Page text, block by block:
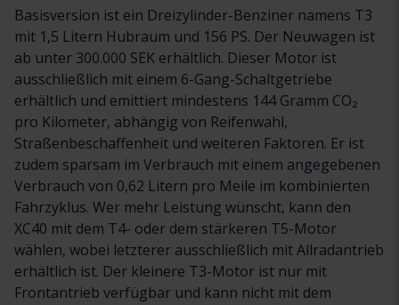
Basisversion ist ein Dreizylinder-Benziner namens T3
mit 1,5 Litern Hubraum und 156 PS. Der Neuwagen ist
ab unter 300.000 SEK erhältlich. Dieser Motor ist
ausschließlich mit einem 6-Gang-Schaltgetriebe
erhältlich und emittiert mindestens 144 Gramm CO₂
pro Kilometer, abhängig von Reifenwahl,
Straßenbeschaffenheit und weiteren Faktoren. Er ist
zudem sparsam im Verbrauch mit einem angegebenen
Verbrauch von 0,62 Litern pro Meile im kombinierten
Fahrzyklus. Wer mehr Leistung wünscht, kann den
XC40 mit dem T4- oder dem stärkeren T5-Motor
wählen, wobei letzterer ausschließlich mit Allradantrieb
erhältlich ist. Der kleinere T3-Motor ist nur mit
Frontantrieb verfügbar und kann nicht mit dem